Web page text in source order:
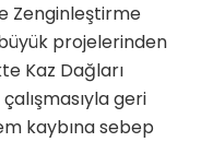
Zenginleştirme
projelerinden
Kaz Dağları
geri
kaybına sebep